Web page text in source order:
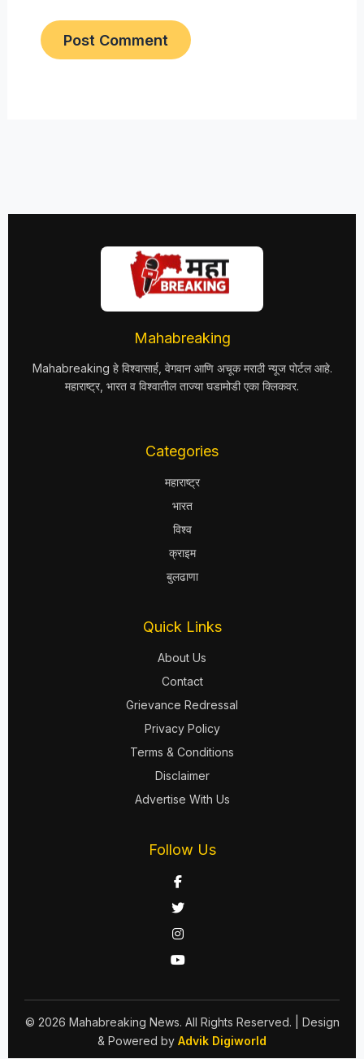
Mahabreaking
Mahabreaking हे विश्वासार्ह, वेगवान आणि अचूक मराठी न्यूज पोर्टल आहे.
महाराष्ट्र, भारत व विश्वातील ताज्या घडामोडी एका क्लिकवर.
Categories
महाराष्ट्र
भारत
विश्व
क्राइम
बुलढाणा
Quick Links
About Us
Contact
Grievance Redressal
Privacy Policy
Terms & Conditions
Disclaimer
Advertise With Us
Follow Us
© 2026 Mahabreaking News. All Rights Reserved.
| Design
& Powered by Advik Digiworld